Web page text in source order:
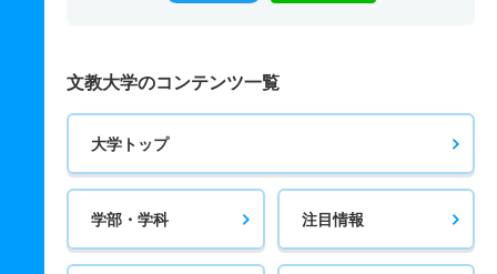
文教大学のコンテンツ一覧
大学トップ
学部・学科 注目情報